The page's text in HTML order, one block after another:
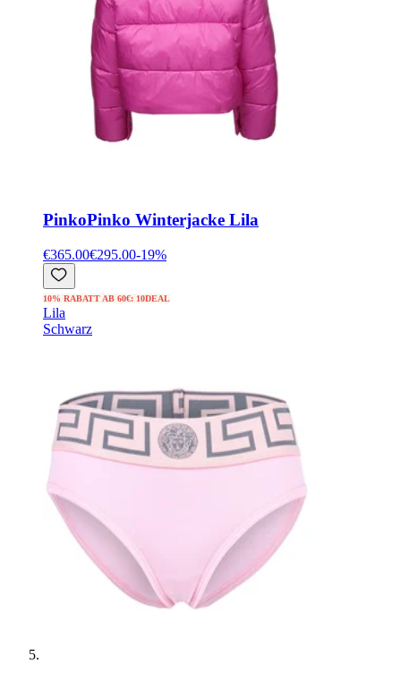
PinkoPinko Winterjacke Lila
€365.00€295.00-19%
10% RABATT AB 60€: 10DEAL
Lila
Schwarz